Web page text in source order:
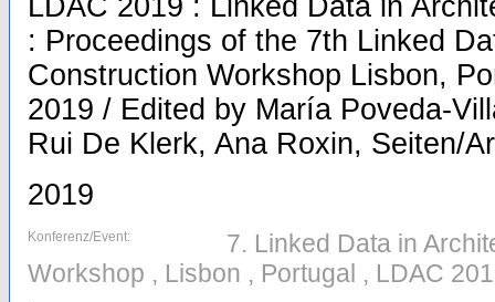
LDAC 2019 : Linked Data in
: Proceedings of the 7th Linked
Construction Workshop Lisbon,
2019 / Edited by María Poveda-
Rui De Klerk, Ana Roxin, Seiten/
2019
Konferenz/Event:
7. Linked Data in
Workshop , Lisbon , Portugal , LDAC